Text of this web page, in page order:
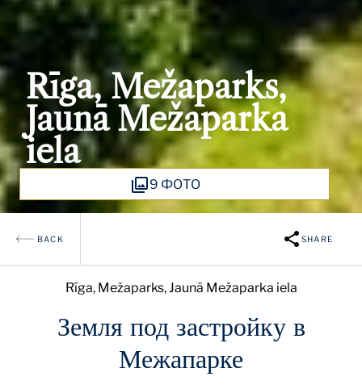
Rīga, Mežaparks,
Jaunā Mežaparka
iela
9 ФОТО
BACK SHARE
Rīga, Mežaparks, Jaunā Mežaparka iela
Земля под застройку в
Межапарке